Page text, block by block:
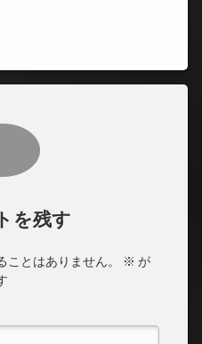
を残す
ことはありません。 ※ が